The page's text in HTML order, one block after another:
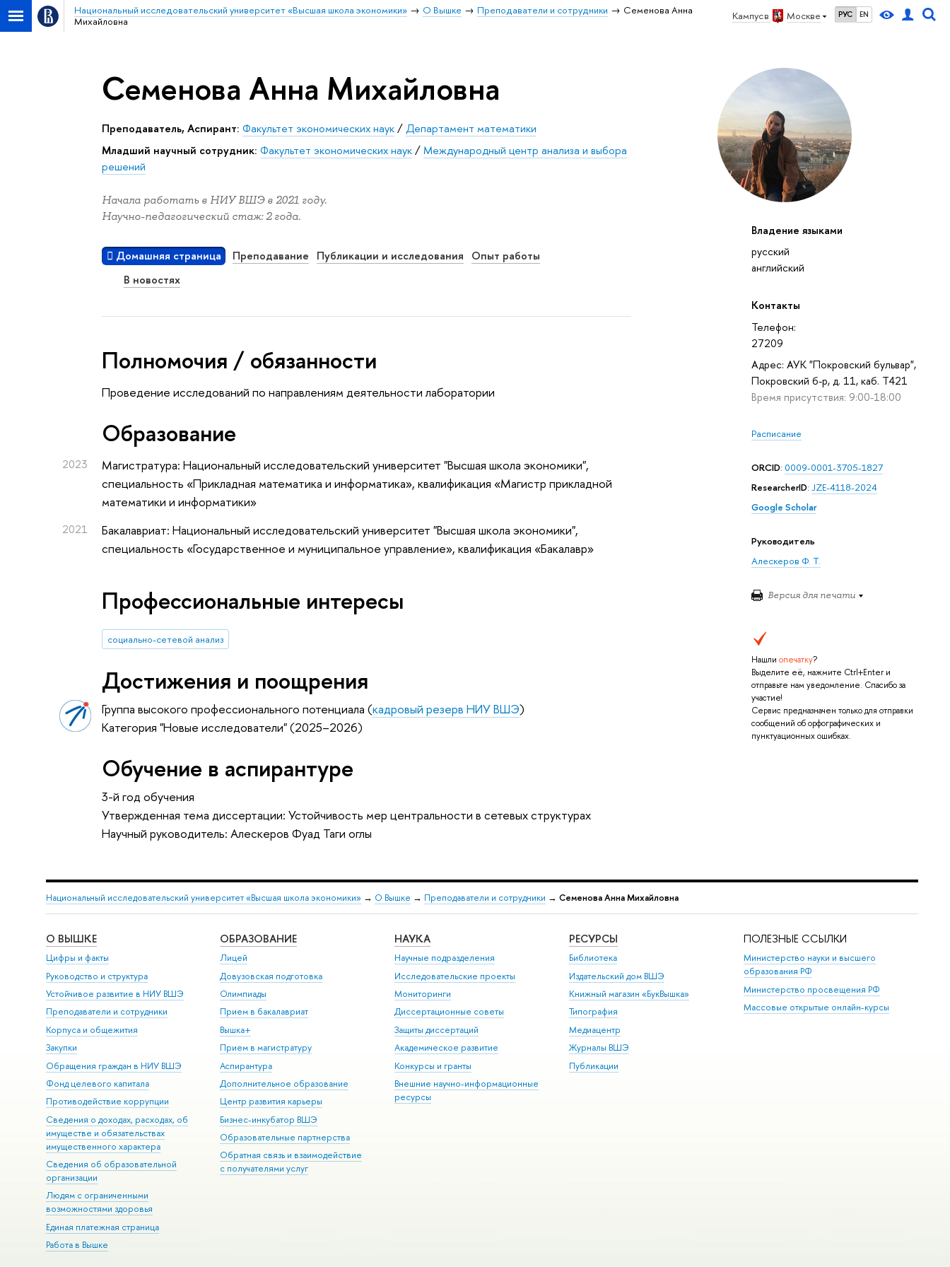
Кампус в Москве РУС EN
Национальный исследовательский университет «Высшая школа экономики» О Вышке Преподаватели и сотрудники
Семенова Анна
Михайловна
Владение языками
русский
английский
Контакты
Телефон:
27209
Адрес: АУК "Покровский бульвар",
Покровский б-р, д. 11, каб. T421
Время присутствия: 9:00-18:00
Расписание
ORCID: 0009-0001-3705-1827
ResearcherID: JZE-4118-2024
Google Scholar
Руководитель
Алескеров Ф. Т.
Версия для печати
Нашли опечатку?
Выделите её, нажмите Ctrl+Enter и
отправьте нам уведомление. Спасибо за
участие!
Сервис предназначен только для отправки
сообщений об орфографических и
пунктуационных ошибках.
Семенова Анна Михайловна
Преподаватель, Аспирант: Факультет экономических наук/Департамент математики
Младший научный сотрудник: Факультет экономических наук/Международный центр анализа и выбора
решений
Начала работать в НИУ ВШЭ в 2021 году.
Научно-педагогический стаж: 2 года.
Домашняя страница Преподавание Публикации и исследования
Опыт работы
В новостях
Полномочия / обязанности
Проведение исследований по направлениям деятельности лаборатории
Oбразование
2023
Магистратура: Национальный исследовательский университет "Высшая школа экономики",
специальность «Прикладная математика и информатика», квалификация «Магистр прикладной
математики и информатики»
2021
Бакалавриат: Национальный исследовательский университет "Высшая школа экономики",
специальность «Государственное и муниципальное управление», квалификация «Бакалавр»
Профессиональные интересы
социально-сетевой анализ
Достижения и поощрения
Группа высокого профессионального потенциала (кадровый резерв НИУ ВШЭ)
Категория "Новые исследователи" (2025–2026)
Обучение в аспирантуре
3-й год обучения
Утвержденная тема диссертации: Устойчивость мер центральности в сетевых структурах
Научный руководитель: Алескеров Фуад Таги оглы
Национальный исследовательский университет «Высшая школа экономики» → О Вышке → Преподаватели и сотрудники → Семенова Анна Михайловна
О ВЫШКЕ
Цифры и факты
Руководство и структура
Устойчивое развитие в НИУ ВШЭ
Преподаватели и сотрудники
Корпуса и общежития
Закупки
Обращения граждан в НИУ ВШЭ
Фонд целевого капитала
Противодействие коррупции
Сведения о доходах, расходах, об
имуществе и обязательствах
имущественного характера
Сведения об образовательной
организации
Людям с ограниченными
возможностями здоровья
Единая платежная страница
Работа в Вышке
ОБРАЗОВАНИЕ
Лицей
Довузовская подготовка
Олимпиады
Прием в бакалавриат
Вышка+
Прием в магистратуру
Аспирантура
Дополнительное образование
Центр развития карьеры
Бизнес-инкубатор ВШЭ
Образовательные партнерства
Обратная связь и взаимодействие
с получателями услуг
НАУКА
Научные подразделения
Исследовательские проекты
Мониторинги
Диссертационные советы
Защиты диссертаций
Академическое развитие
Конкурсы и гранты
Внешние научно-информационные
ресурсы
РЕСУРСЫ
Библиотека
Издательский дом ВШЭ
Книжный магазин «БукВышка»
Типография
Медиацентр
Журналы ВШЭ
Публикации
ПОЛЕЗНЫЕ ССЫЛКИ
Министерство науки и высшего
образования РФ
Министерство просвещения РФ
Массовые открытые онлайн-курсы